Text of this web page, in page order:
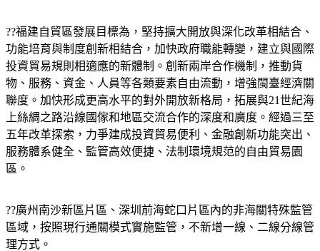
??福建自貿區發展目標為，堅持擴大開放與深化改革相結合、
功能培育與制度創新相結合，加快政府職能轉變，建立與國際
投資貿易規則相適應的新體制。創新兩岸合作機制，推動貨
物、服務、資金、人員等各類要素自由流動，增強閩臺經濟關
聯度。加快形成更高水平的對外開放新格局，拓展與21世紀海
上絲綢之路沿線國傢和地區交流合作的深度和廣度。經過三至
五年改革探索，力爭建成投資貿易便利、金融創新功能突出、
服務體系健全、監管高效便捷、法制環境規范的自由貿易園
區。
??廣州南沙新區片區、深圳前海蛇口片區內的非海關特殊監管
區域，按照現行通關模式實施監管，不新增一線、二線分線管
理方式。